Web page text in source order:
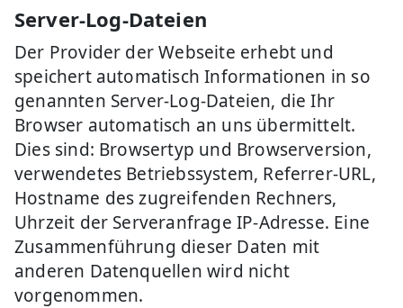
Server-Log-Dateien
Der Provider der Webseite erhebt und
speichert automatisch Informationen in so
genannten Server-Log-Dateien, die Ihr
Browser automatisch an uns übermittelt.
Dies sind: Browsertyp und Browserversion,
verwendetes Betriebssystem, Referrer-URL,
Hostname des zugreifenden Rechners,
Uhrzeit der Serveranfrage IP-Adresse. Eine
Zusammenführung dieser Daten mit
anderen Datenquellen wird nicht
vorgenommen.